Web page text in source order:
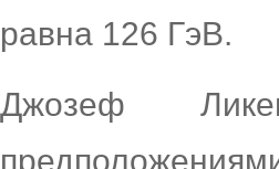
равна 126 ГэВ.
Джозеф